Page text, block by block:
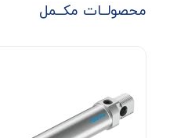
محصولــات مکــمل